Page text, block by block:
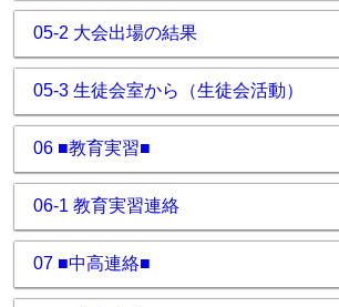
05-2 大会出場の結果
05-3 生徒会室から（生徒会活動）
06 ■教育実習■
06-1 教育実習連絡
07 ■中高連絡■